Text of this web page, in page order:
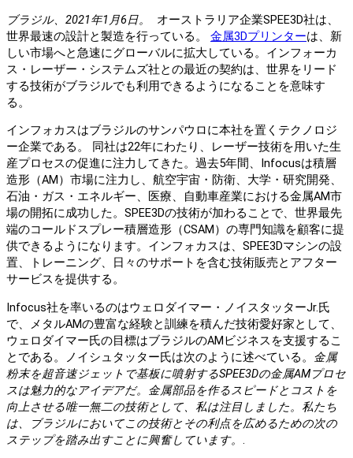
ブラジル、2021年1月6日。
オーストラリア企業SPEE3D社は、
世界最速の設計と製造を行っている。 金属3Dプリンターは、新
しい市場へと急速にグローバルに拡大している。インフォーカ
ス・レーザー・システムズ社との最近の契約は、世界をリード
する技術がブラジルでも利用できるようになることを意味す
る。
インフォカスはブラジルのサンパウロに本社を置くテクノロジ
ー企業である。 同社は22年にわたり、レーザー技術を用いた生
産プロセスの促進に注力してきた。過去5年間、Infocusは積層
造形（AM）市場に注力し、航空宇宙・防衛、大学・研究開発、
石油・ガス・エネルギー、医療、自動車産業における金属AM市
場の開拓に成功した。SPEE3Dの技術が加わることで、世界最先
端のコールドスプレー積層造形（CSAM）の専門知識を顧客に提
供できるようになります。インフォカスは、SPEE3Dマシンの設
置、トレーニング、日々のサポートを含む技術販売とアフター
サービスを提供する。
Infocus社を率いるのはウェロダイマー・ノイスタッターJr.氏
で、メタルAMの豊富な経験と訓練を積んだ技術愛好家として、
ウェロダイマー氏の目標はブラジルのAMビジネスを支援するこ
とである。ノイシュタッター氏は次のように述べている。 金属
粉末を超音速ジェットで基板に噴射するSPEE3Dの金属AMプロセ
スは魅力的なアイデアだ。金属部品を作るスピードとコストを
向上させる唯一無二の技術として、私は注目しました。私たち
は、ブラジルにおいてこの技術とその利点を広めるための次の
ステップを踏み出すことに興奮しています。 .